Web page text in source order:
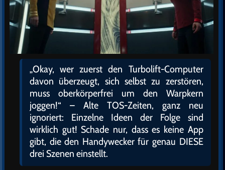
„Okay, wer zuerst den Turbolift-Computer
davon überzeugt, sich selbst zu zerstören,
muss oberkörperfrei um den Warpkern
joggen!“ – Alte TOS-Zeiten, ganz neu
ignoriert: Einzelne Ideen der Folge sind
wirklich gut! Schade nur, dass es keine App
gibt, die den Handywecker für genau DIESE
drei Szenen einstellt.